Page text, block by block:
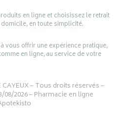
en ligne et choisissez le retrait
en toute simplicité.
à vous offrir une expérience pratique,
en ligne, au service de votre
CAYEUX– Tous droits réservés –
08/2026 –Pharmacie en ligne